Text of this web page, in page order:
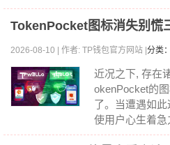
TokenPocket图标消失别慌
2026-08-10 | 作者: TP钱包官方网站 | 分类
近况之下, 存在
okenPocket的
了。当遭遇如
使用户心生着急